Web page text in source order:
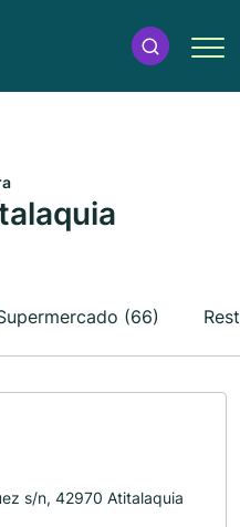
(66)
s/n, 42970 Atitalaquia